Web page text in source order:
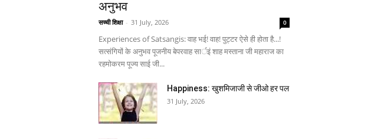
अनुभव
सच्ची शिक्षा - 31 July, 2026 0
Experiences of Satsangis: वाह भई! वाह! पुट्टर ऐसे ही होता है...!
सत्संगियों के अनुभव पूजनीय बेपरवाह सार्इं शाह मस्ताना जी महाराज का
रहमोकरम पूज्य साई जी...
Happiness: खुशमिजाजी से जीओ हर पल
31 July, 2026